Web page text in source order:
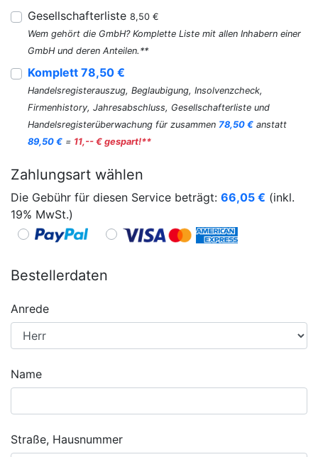
Gesellschafterliste 8,50 €
Wem gehört die GmbH? Komplette Liste mit allen Inhabern einer
GmbH und deren Anteilen.**
Komplett 78,50 €
Handelsregisterauszug, Beglaubigung, Insolvenzcheck,
Firmenhistory, Jahresabschluss, Gesellschafterliste und
Handelsregisterüberwachung für zusammen 78,50 € anstatt
89,50 € = 11,-- € gespart!**
Zahlungsart wählen
Die Gebühr für diesen Service beträgt: 66,05 € (inkl.
19% MwSt.)
Bestellerdaten
Anrede
Name
Straße, Hausnummer